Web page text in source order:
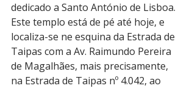
dedicado a Santo António de Lisboa.
Este templo está de pé até hoje, e
localiza-se ne esquina da Estrada de
Taipas com a Av. Raimundo Pereira
de Magalhães, mais precisamente,
na Estrada de Taipas nº 4.042, ao